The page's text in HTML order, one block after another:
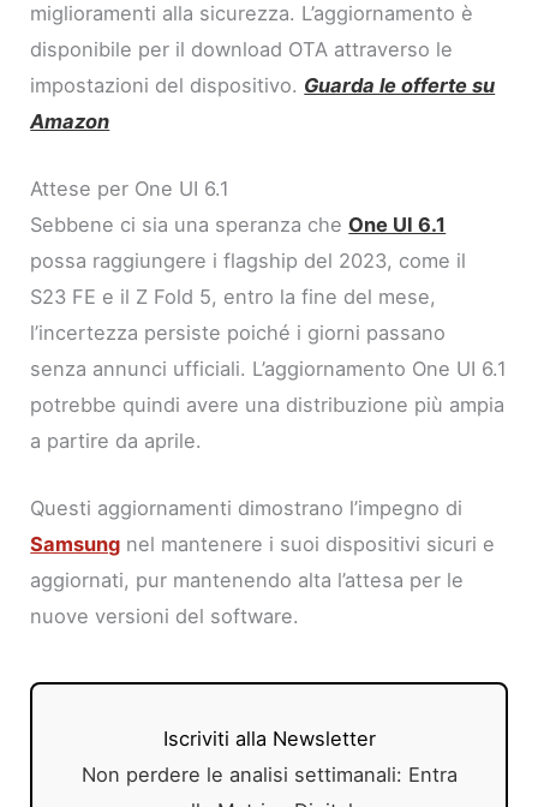
miglioramenti alla sicurezza. L’aggiornamento è
disponibile per il download OTA attraverso le
impostazioni del dispositivo. Guarda le offerte su
Amazon
Attese per One UI 6.1
Sebbene ci sia una speranza che One UI 6.1
possa raggiungere i flagship del 2023, come il
S23 FE e il Z Fold 5, entro la fine del mese,
l’incertezza persiste poiché i giorni passano
senza annunci ufficiali. L’aggiornamento One UI 6.1
potrebbe quindi avere una distribuzione più ampia
a partire da aprile.
Questi aggiornamenti dimostrano l’impegno di
Samsung nel mantenere i suoi dispositivi sicuri e
aggiornati, pur mantenendo alta l’attesa per le
nuove versioni del software.
Iscriviti alla Newsletter
Non perdere le analisi settimanali: Entra